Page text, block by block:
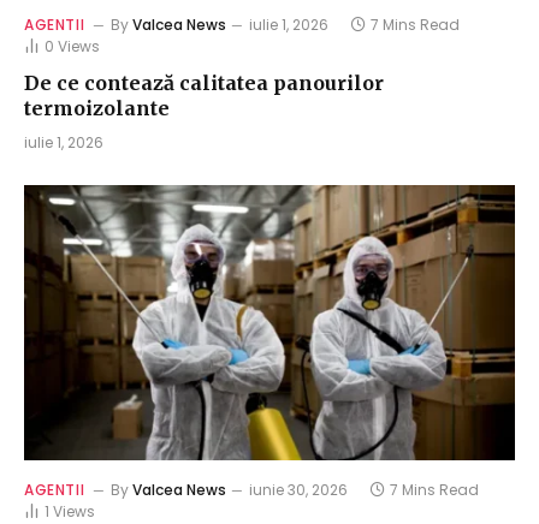
AGENTII ByValcea News iulie 1, 2026
7 Mins Read
0 Views
De ce contează calitatea panourilor
termoizolante
iulie 1, 2026
AGENTII ByValcea News iunie 30, 2026
7 Mins Read
1 Views